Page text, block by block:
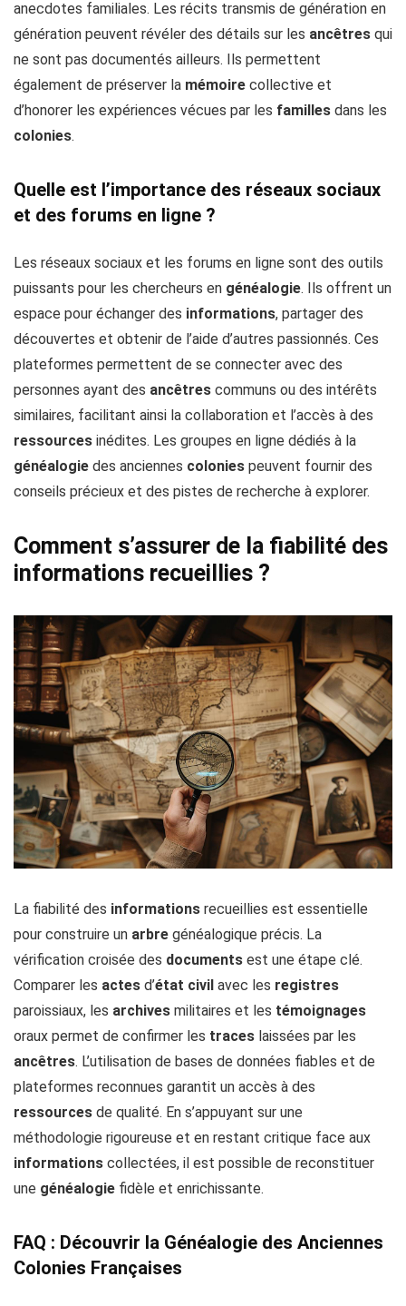
anecdotes familiales. Les récits transmis de génération en
génération peuvent révéler des détails sur les ancêtres qui
ne sont pas documentés ailleurs. Ils permettent
également de préserver la mémoire collective et
d’honorer les expériences vécues par les familles dans les
colonies.
Quelle est l’importance des réseaux sociaux
et des forums en ligne ?
Les réseaux sociaux et les forums en ligne sont des outils
puissants pour les chercheurs en généalogie. Ils offrent un
espace pour échanger des informations, partager des
découvertes et obtenir de l’aide d’autres passionnés. Ces
plateformes permettent de se connecter avec des
personnes ayant des ancêtres communs ou des intérêts
similaires, facilitant ainsi la collaboration et l’accès à des
ressources inédites. Les groupes en ligne dédiés à la
généalogie des anciennes colonies peuvent fournir des
conseils précieux et des pistes de recherche à explorer.
Comment s’assurer de la fiabilité des
informations recueillies ?
La fiabilité des informations recueillies est essentielle
pour construire un arbre généalogique précis. La
vérification croisée des documents est une étape clé.
Comparer les actes d’état civil avec les registres
paroissiaux, les archives militaires et les témoignages
oraux permet de confirmer les traces laissées par les
ancêtres. L’utilisation de bases de données fiables et de
plateformes reconnues garantit un accès à des
ressources de qualité. En s’appuyant sur une
méthodologie rigoureuse et en restant critique face aux
informations collectées, il est possible de reconstituer
une généalogie fidèle et enrichissante.
FAQ : Découvrir la Généalogie des Anciennes
Colonies Françaises